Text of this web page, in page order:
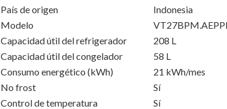
País de origen
Indonesia
Modelo
Capacidad útil del refrigerador
208 L
Capacidad útil del congelador
58 L
Consumo energético (kWh)
21 kWh/mes
No frost
Sí
Control de temperatura
Sí